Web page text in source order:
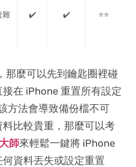
雜 ✔️ ✔️ ⭐⭐
那麼可以先到鑰匙圈裡碰
在 iPhone 重置所有設定
方法會導致備份檔不可
比較貴重，那麼可以考
師來輕鬆一鍵將 iPhone
資料丟失或設定重置